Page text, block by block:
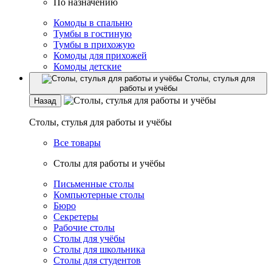
По назначению
Комоды в спальню
Тумбы в гостиную
Тумбы в прихожую
Комоды для прихожей
Комоды детские
Столы, стулья для
работы и учёбы
Назад
Столы, стулья для работы и учёбы
Все товары
Столы для работы и учёбы
Письменные столы
Компьютерные столы
Бюро
Секретеры
Рабочие столы
Столы для учёбы
Столы для школьника
Столы для студентов